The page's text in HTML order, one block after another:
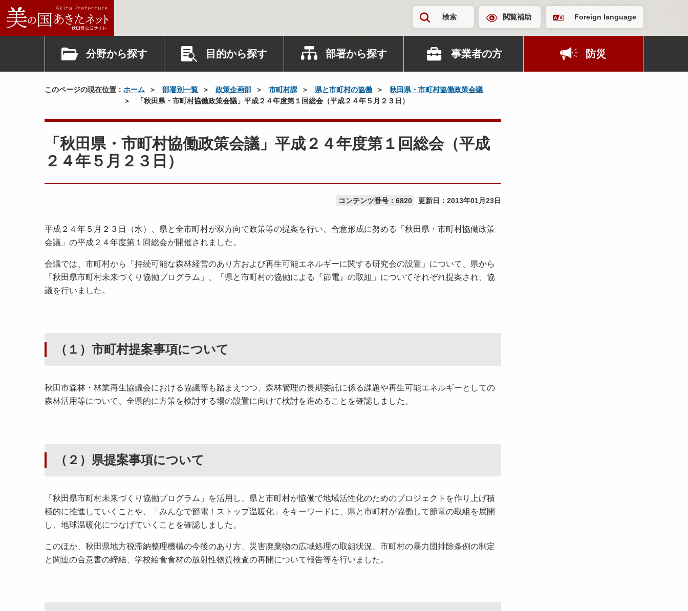
検索 閲覧補助 Foreign language
分野から探す 目的から探す 部署から探す 事業者の方 防災
このページの現在位置： ホーム 部署別一覧 政策企画部 市町村課 県と市町村の協働
秋田県・市町村協働政策会議
「秋田県・市町村協働政策会議」平成２４年度第１回総会（平成２４年５月２３日）
「秋田県・市町村協働政策会議」平成２４年度第１回総会（平成
２４年５月２３日）
コンテンツ番号：6820 更新日： 2013年01月23日
平成２４年５月２３日（水）、県と全市町村が双方向で政策等の提案を行い、合意形成に努める「秋田県・市町村協働政策
会議」の平成２４年度第１回総会が開催されました。
会議では、市町村から「持続可能な森林経営のあり方および再生可能エネルギーに関する研究会の設置」について、県から
「秋田県市町村未来づくり協働プログラム」、「県と市町村の協働による『節電』の取組」についてそれぞれ提案され、協
議を行いました。
（１）市町村提案事項について
秋田市森林・林業再生協議会における協議等も踏まえつつ、森林管理の長期委託に係る課題や再生可能エネルギーとしての
森林活用等について、全県的に方策を検討する場の設置に向けて検討を進めることを確認しました。
（２）県提案事項について
「秋田県市町村未来づくり協働プログラム」を活用し、県と市町村が協働で地域活性化のためのプロジェクトを作り上げ積
極的に推進していくことや、「みんなで節電！ストップ温暖化」をキーワードに、県と市町村が協働して節電の取組を展開
し、地球温暖化につなげていくことを確認しました。
このほか、秋田県地方税滞納整理機構の今後のあり方、災害廃棄物の広域処理の取組状況、市町村の暴力団排除条例の制定
と関連の合意書の締結、学校給食食材の放射性物質検査の再開について報告等を行いました。